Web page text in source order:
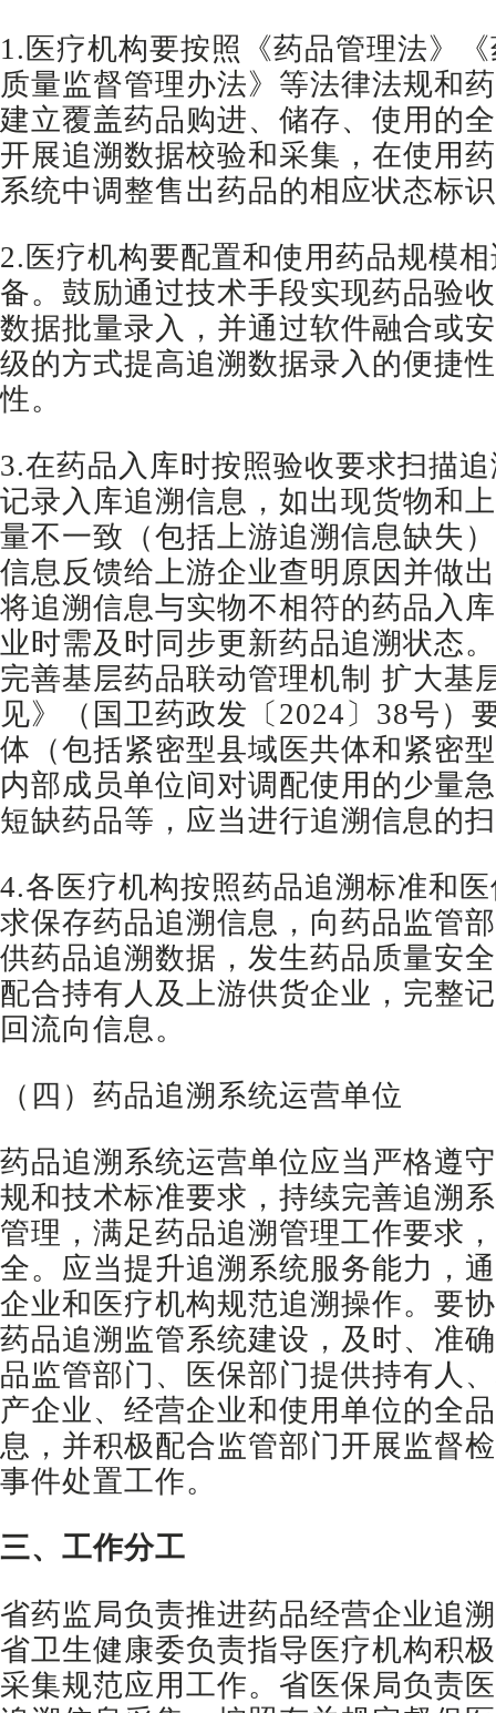
1.医疗机构要按照《药品管理法》
质量监督管理办法》等法律法规和
建立覆盖药品购进、储存、使用的
开展追溯数据校验和采集，在使用
系统中调整售出药品的相应状态标
2.医疗机构要配置和使用药品规模
备。鼓励通过技术手段实现药品验
数据批量录入，并通过软件融合或
级的方式提高追溯数据录入的便捷
性。
3.在药品入库时按照验收要求扫描
记录入库追溯信息，如出现货物和
量不一致（包括上游追溯信息缺失
信息反馈给上游企业查明原因并做
将追溯信息与实物不相符的药品入
业时需及时同步更新药品追溯状态
完善基层药品联动管理机制 扩大基
见》（国卫药政发〔2024〕38号）
体（包括紧密型县域医共体和紧密
内部成员单位间对调配使用的少量
短缺药品等，应当进行追溯信息的
4.各医疗机构按照药品追溯标准和
求保存药品追溯信息，向药品监管
供药品追溯数据，发生药品质量安
配合持有人及上游供货企业，完整
回流向信息。
（四）药品追溯系统运营单位
药品追溯系统运营单位应当严格遵
规和技术标准要求，持续完善追溯
管理，满足药品追溯管理工作要求
全。应当提升追溯系统服务能力，
企业和医疗机构规范追溯操作。要
药品追溯监管系统建设，及时、准
品监管部门、医保部门提供持有人
产企业、经营企业和使用单位的全
息，并积极配合监管部门开展监督
事件处置工作。
三、工作分工
省药监局负责推进药品经营企业追
省卫生健康委负责指导医疗机构积
采集规范应用工作。省医保局负责